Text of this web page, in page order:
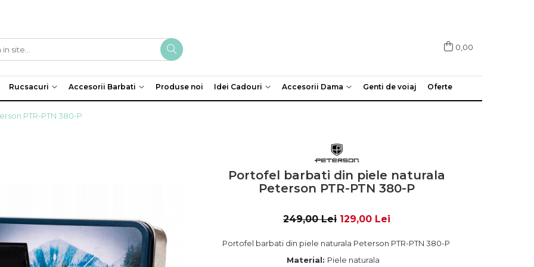
0,00
Rucsacuri Accesorii Barbati Produse noi Idei Cadouri Accesorii Dama Genti de voiaj Oferte
PTR-PTN 380-P
Portofel barbati din piele naturala
Peterson PTR-PTN 380-P
249,00 Lei 129,00 Lei
Portofel barbati din piele naturala Peterson PTR-PTN 380-P
Material: Piele naturala